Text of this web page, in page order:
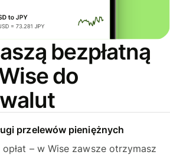
bezpłatną
do
przelewów pieniężnych
– w Wise zawsze otrzymasz